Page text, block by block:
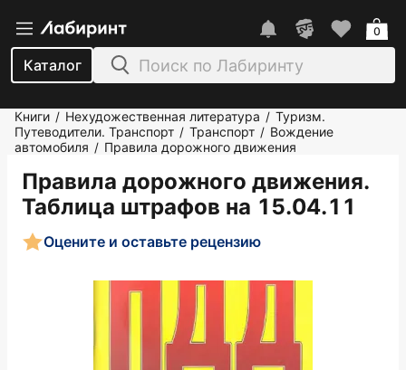
Каталог
0
Книги / Нехудожественная литература / Туризм.
Путеводители. Транспорт / Транспорт / Вождение
автомобиля / Правила дорожного движения
Правила дорожного движения.
Таблица штрафов на 15.04.11
Оцените и оставьте рецензию